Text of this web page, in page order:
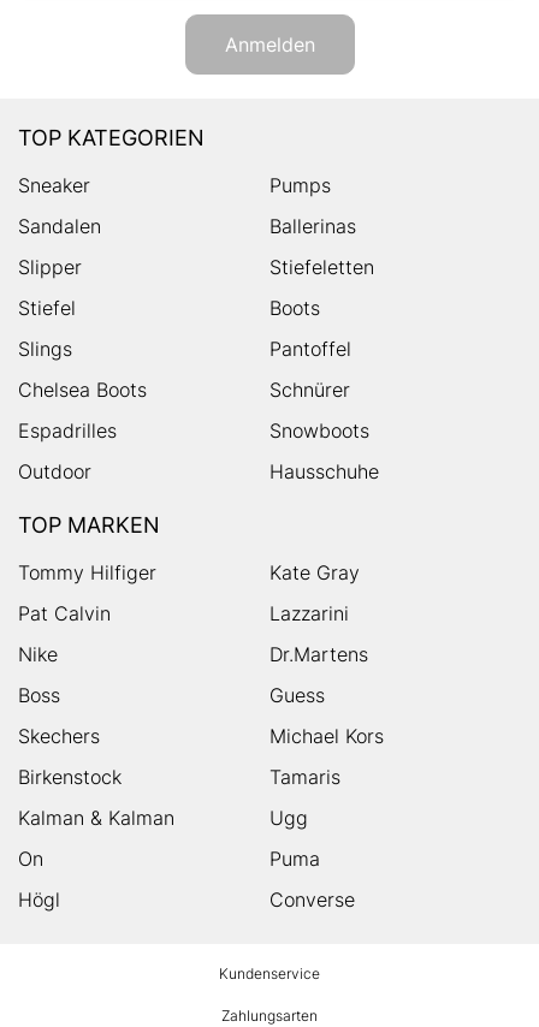
Anmelden
TOP KATEGORIEN
Sneaker
Pumps
Sandalen
Ballerinas
Slipper
Stiefeletten
Stiefel
Boots
Slings
Pantoffel
Chelsea Boots
Schnürer
Espadrilles
Snowboots
Outdoor
Hausschuhe
TOP MARKEN
Tommy Hilfiger
Kate Gray
Pat Calvin
Lazzarini
Nike
Dr.Martens
Boss
Guess
Skechers
Michael Kors
Birkenstock
Tamaris
Kalman & Kalman
Ugg
On
Puma
Högl
Converse
Kundenservice
Zahlungsarten